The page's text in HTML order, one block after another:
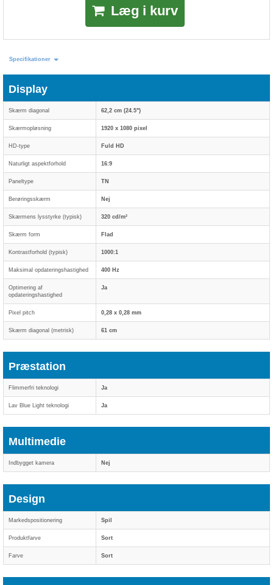
Læg i kurv
Specifikationer
Display
Skærm diagonal 62,2 cm (24.5")
Skærmopløsning 1920 x 1080 pixel
HD-type Fuld HD
Naturligt aspektforhold 16:9
Paneltype TN
Berøringsskærm Nej
Skærmens lysstyrke (typisk) 320 cd/m²
Skærm form Flad
Kontrastforhold (typisk) 1000:1
Maksimal opdateringshastighed 400 Hz
Optimering af
opdateringshastighed
Ja
Pixel pitch 0,28 x 0,28 mm
Skærm diagonal (metrisk) 61 cm
Præstation
Flimmerfri teknologi Ja
Lav Blue Light teknologi Ja
Multimedie
Indbygget kamera Nej
Design
Markedspositionering Spil
Produktfarve Sort
Farve Sort